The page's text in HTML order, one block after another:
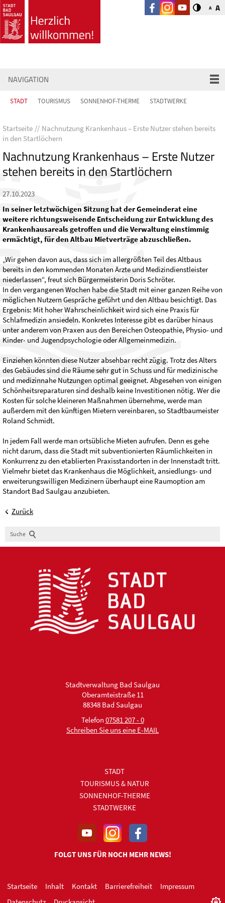
A A
NAVIGATION
STADT TOURISMUS SONNENHOF-THERME STADTWERKE
Startseite
Nachnutzung Krankenhaus – Erste Nutzer stehen bereits
in den Startlöchern
Nachnutzung Krankenhaus – Erste Nutzer
stehen bereits in den Startlöchern
27.10.2023
In seiner letztwöchigen Sitzung hat der Gemeinderat eine
weitere richtungsweisende Entscheidung zur Entwicklung des
Krankenhausareals getroffen und die Verwaltung einstimmig
ermächtigt, für den Altbau Mietverträge abzuschließen.
„Wir gehen davon aus, dass sich im allergrößten Teil des Altbaus
bereits in den kommenden Monaten Ärzte und Medizindienstleister
niederlassen“, freut sich Bürgermeisterin Doris Schröter.
In den vergangenen Wochen habe die Stadt mit einer ganzen Reihe von
möglichen Nutzern Gespräche geführt und den Altbau besichtigt. Das
Ergebnis: Mit hoher Wahrscheinlichkeit wird sich eine Praxis für
Schlafmedizin ansiedeln. Konkretes Interesse gibt es darüber hinaus
unter anderem von Praxen aus den Bereichen Osteopathie, Physio- und
Kinder- und Jugendpsychologie oder Allgemeinmedizin.
Einziehen könnten diese Nutzer absehbar recht zügig. Trotz des Alters
des Gebäudes sind die Räume sehr gut in Schuss und für medizinische
und medizinnahe Nutzungen optimal geeignet. Abgesehen von einigen
Schönheitsreparaturen sind deshalb keine Investitionen nötig. Wer die
Kosten für solche kleineren Maßnahmen übernehme, werde man
außerdem mit den künftigen Mietern vereinbaren, so Stadtbaumeister
Roland Schmidt.
In jedem Fall werde man ortsübliche Mieten aufrufen. Denn es gehe
nicht darum, dass die Stadt mit subventionierten Räumlichkeiten in
Konkurrenz zu den etablierten Praxisstandorten in der Innenstadt tritt.
Vielmehr bietet das Krankenhaus die Möglichkeit, ansiedlungs- und
erweiterungswilligen Medizinern überhaupt eine Raumoption am
Standort Bad Saulgau anzubieten.
Zurück
Suche
Stadtverwaltung Bad Saulgau
Oberamteistraße 11
88348 Bad Saulgau
Telefon 07581 207 - 0
Schreiben Sie uns eine E-MAIL
STADT
TOURISMUS & NATUR
SONNENHOF-THERME
STADTWERKE
FOLGT UNS FÜR NOCH MEHR NEWS!
Startseite Inhalt Kontakt Barrierefreiheit
Impressum